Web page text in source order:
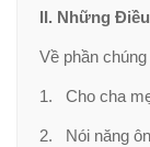
II. Những
Về phần
1. Cho cha
2. Nói năng